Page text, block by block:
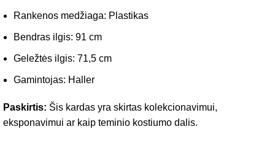
Rankenos medžiaga: Plastikas
Bendras ilgis: 91 cm
Geležtės ilgis: 71,5 cm
Gamintojas: Haller
Paskirtis: Šis kardas yra skirtas kolekcionavimui,
eksponavimui ar kaip teminio kostiumo dalis.